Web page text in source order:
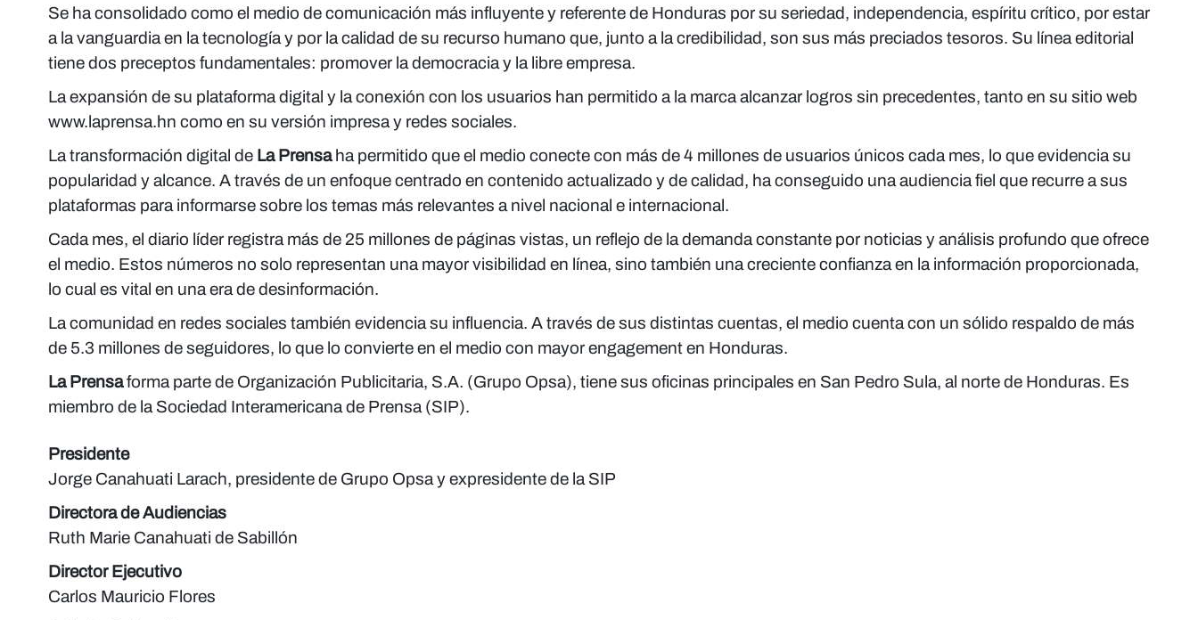
Se ha consolidado como el medio de comunicación más influyente y referente de Honduras por su seriedad, independencia, espíritu crítico, por estar
a la vanguardia en la tecnología y por la calidad de su recurso humano que, junto a la credibilidad, son sus más preciados tesoros. Su línea editorial
tiene dos preceptos fundamentales: promover la democracia y la libre empresa.
La expansión de su plataforma digital y la conexión con los usuarios han permitido a la marca alcanzar logros sin precedentes, tanto en su sitio web
www.laprensa.hn como en su versión impresa y redes sociales.
La transformación digital de La Prensaha permitido que el medio conecte con más de 4 millones de usuarios únicos cada mes, lo que evidencia su
popularidad y alcance. A través de un enfoque centrado en contenido actualizado y de calidad, ha conseguido una audiencia fiel que recurre a sus
plataformas para informarse sobre los temas más relevantes a nivel nacional e internacional.
Cada mes, el diario líder registra más de 25 millones de páginas vistas, un reflejo de la demanda constante por noticias y análisis profundo que ofrece
el medio. Estos números no solo representan una mayor visibilidad en línea, sino también una creciente confianza en la información proporcionada,
lo cual es vital en una era de desinformación.
La comunidad en redes sociales también evidencia su influencia. A través de sus distintas cuentas, el medio cuenta con un sólido respaldo de más
de 5.3 millones de seguidores, lo que lo convierte en el medio con mayor engagement en Honduras.
La Prensaforma parte de Organización Publicitaria, S.A. (Grupo Opsa), tiene sus oficinas principales en San Pedro Sula, al norte de Honduras. Es
miembro de la Sociedad Interamericana de Prensa (SIP).
Presidente
Jorge Canahuati Larach, presidente de Grupo Opsa y expresidente de la SIP
Directora de Audiencias
Ruth Marie Canahuati de Sabillón
Director Ejecutivo
Carlos Mauricio Flores